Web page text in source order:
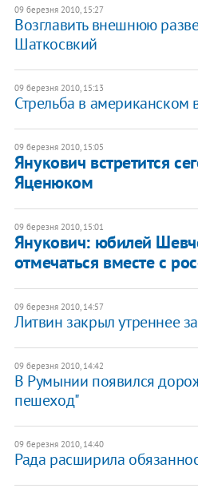
09 березня 2010, 15:27
Возглавить внешнюю
Шаткосвкий
09 березня 2010, 15:13
Стрельба в американском
09 березня 2010, 15:05
Янукович встретится
Яценюком
09 березня 2010, 15:01
Янукович: юбилей
отмечаться вместе с
09 березня 2010, 14:57
Литвин закрыл утреннее
09 березня 2010, 14:42
В Румынии появился
пешеход"
09 березня 2010, 14:40
Рада расширила